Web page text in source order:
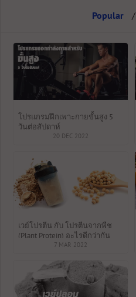
Popular /
โปรแกรมฝึกเพาะกายขั้นสูง 5
วันต่อสัปดาห์
20 DEC 2022
เวย์โปรตีน กับ โปรตีนจากพืช
(Plant Protein) อะไรดีกว่ากัน
7 MAR 2022